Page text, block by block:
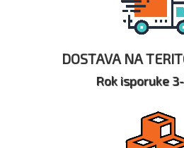
DOSTAVA NA
Rok isporuke